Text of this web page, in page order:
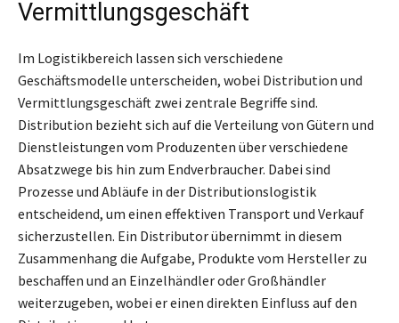
Vermittlungsgeschäft
Im Logistikbereich lassen sich verschiedene
Geschäftsmodelle unterscheiden, wobei Distribution und
Vermittlungsgeschäft zwei zentrale Begriffe sind.
Distribution bezieht sich auf die Verteilung von Gütern und
Dienstleistungen vom Produzenten über verschiedene
Absatzwege bis hin zum Endverbraucher. Dabei sind
Prozesse und Abläufe in der Distributionslogistik
entscheidend, um einen effektiven Transport und Verkauf
sicherzustellen. Ein Distributor übernimmt in diesem
Zusammenhang die Aufgabe, Produkte vom Hersteller zu
beschaffen und an Einzelhändler oder Großhändler
weiterzugeben, wobei er einen direkten Einfluss auf den